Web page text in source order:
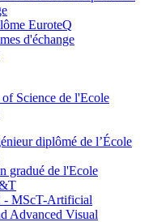
EuroteQ
d'échange
Science de l'Ecole
diplômé de l’École
gradué de l'Ecole
MScT-Artificial
Advanced Visual